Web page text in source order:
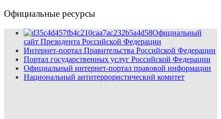
Официальные ресурсы
Официальный
сайт Президента Российской Федерации
Интернет-портал Правительства Российской Федерации
Портал государственных услуг Российской Федерации
Официальный интернет-портал правовой информации
Национальный антитеррористический комитет